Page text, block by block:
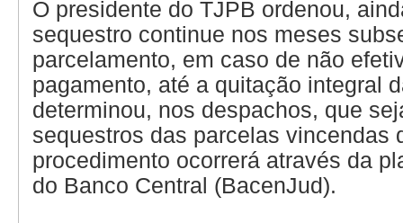
O presidente do TJPB ordenou,
sequestro continue nos meses
parcelamento, em caso de não
pagamento, até a quitação integral
determinou, nos despachos, que
sequestros das parcelas vincendas
procedimento ocorrerá através da
do Banco Central (BacenJud).